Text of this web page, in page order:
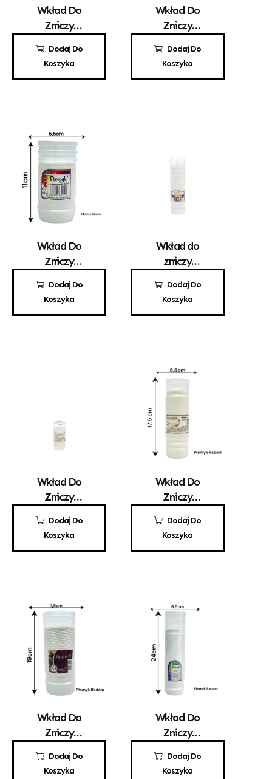
Dodaj Do
Koszyka
Wkład Do
Zniczy
Kaganek 3
3,70 zł
Dodaj Do
Koszyka
Wkład Do
Zniczy
Promyk 4
3,60 zł
Dodaj Do
Koszyka
Wkład Do
Zniczy
Promyk 1
2,45 zł
Dodaj Do
Koszyka
Wkład do
zniczy
Kerzen MAX 6
6,60 zł
Dodaj Do
Koszyka
Wkład Do
Zniczy
Kaganek 1,5
3,10 zł
Dodaj Do
Koszyka
Wkład Do
Zniczy
Kaganek 4
4,75 zł
Dodaj Do
Koszyka
Wkład Do
Zniczy
Santo 11
8,60 zł
Dodaj Do
Koszyka
Wkład Do
Zniczy
Promyk 6
6,20 zł